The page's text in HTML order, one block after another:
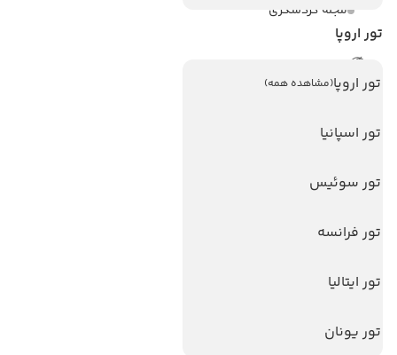
تور اروپا
تور اروپا(مشاهده همه)
تور اسپانیا
تور سوئیس
تور فرانسه
تور ایتالیا
تور یونان
مجله گردشگری
هتل های آنتالیا
هتل های استانبول
هتل های اندونزی
تورهای پربازدید
تور آنتالیا